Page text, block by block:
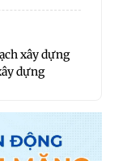
xây dựng
dựng